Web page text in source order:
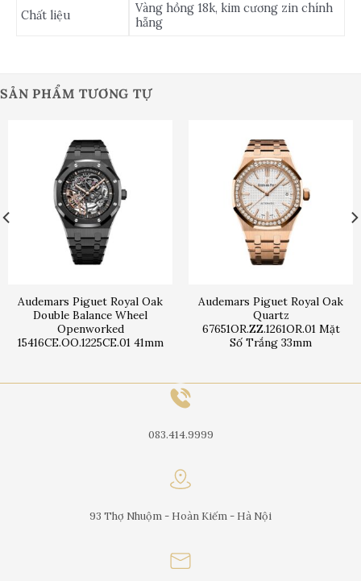
Chất liệu
Vàng hồng 18k, kim cương zin chính
hẵng
SẢN PHẨM TƯƠNG TỰ
Audemars Piguet Royal Oak
Double Balance Wheel
Openworked
15416CE.OO.1225CE.01 41mm
Audemars Piguet Royal Oak
Quartz
67651OR.ZZ.1261OR.01 Mặt
Số Trắng 33mm
083.414.9999
93 Thợ Nhuộm - Hoàn Kiếm - Hà Nội